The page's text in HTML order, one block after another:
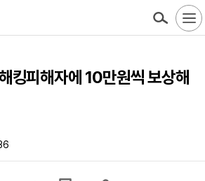
킹피해자에 10만원씩 보상해